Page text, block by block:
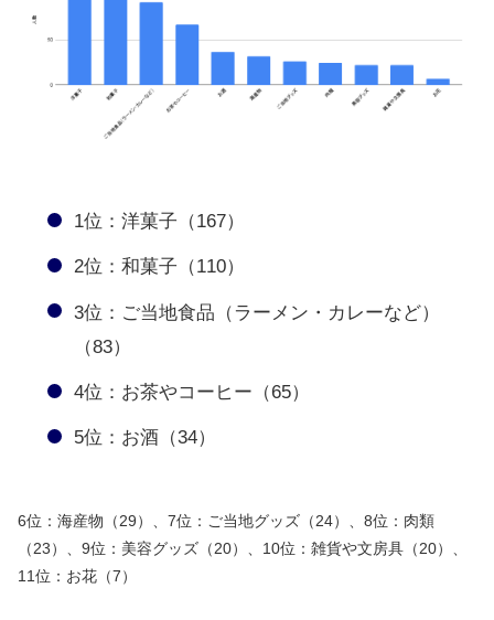
1位：洋菓子（167）
2位：和菓子（110）
3位：ご当地食品（ラーメン・カレーなど）
（83）
4位：お茶やコーヒー（65）
5位：お酒（34）
6位：海産物（29）、7位：ご当地グッズ（24）、8位：肉類
（23）、9位：美容グッズ（20）、10位：雑貨や文房具（20）、
11位：お花（7）